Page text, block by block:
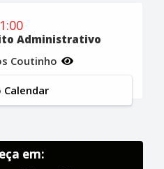
Administrativo
Coutinho
em: